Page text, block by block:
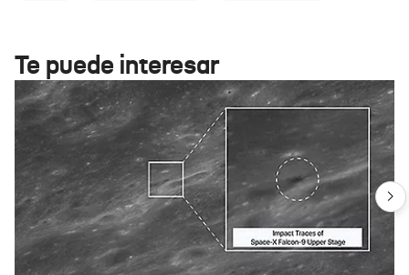
Te puede interesar